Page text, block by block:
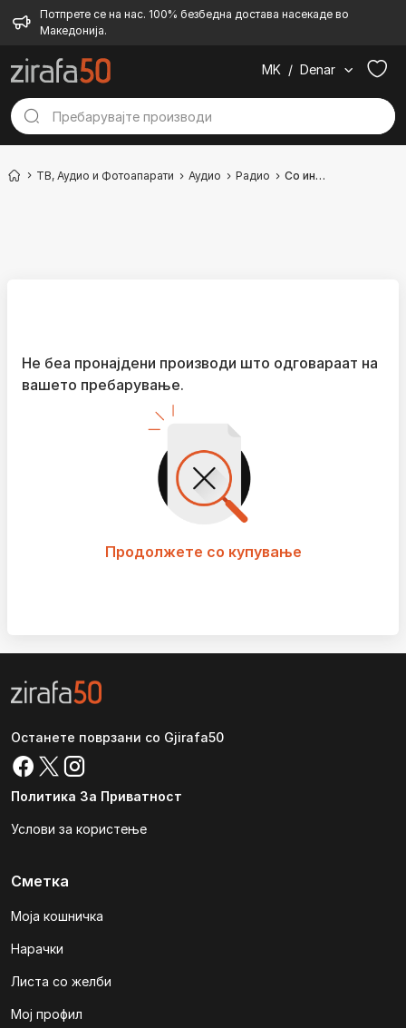
Потпрете се на нас. 100% безбедна достава насекаде во
Македонија.
MK / Denar
ТВ, Аудио и Фотоапарати Аудио Радио Со интернет
Не беа пронајдени производи што одговараат на
вашето пребарување.
Продолжете со купување
Останете поврзани со Gjirafa50
Политика За Приватност
Услови за користење
Сметка
Моја кошничка
Нарачки
Листа со желби
Мој профил